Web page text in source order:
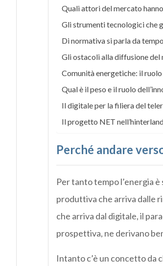
Quali attori del mercato
Gli strumenti tecnologici che
Di normativa si parla da
Gli ostacoli alla diffusione del
Comunità energetiche: il
Qual è il peso e il ruolo
Il digitale per la filiera del
Il progetto NET
Perché andare
Per tanto tempo l’energia
produttiva che arriva dalle
che arriva dal digitale, il
prospettiva, ne derivano
Intanto c’è un concetto da